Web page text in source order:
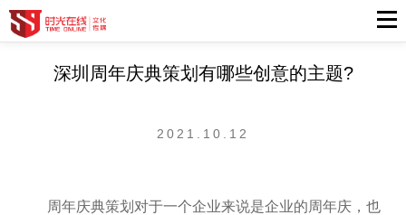
深圳周年庆典策划有哪些创意的主题?
2021.10.12
周年庆典策划 对于一个企业来说是企业的周年庆，也